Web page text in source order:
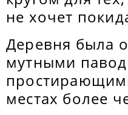
не хочет
Деревня была
мутными
местах более